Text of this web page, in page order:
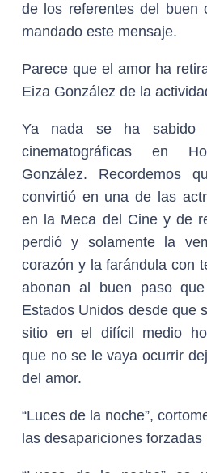
de los referentes del buen
mandado este mensaje.
Parece que el amor ha
Eiza González de la
Ya nada se ha sabido
cinematográficas en
González. Recordemos
convirtió en una de las
en la Meca del Cine y de
perdió y solamente la
corazón y la farándula con
abonan al buen paso
Estados Unidos desde que
sitio en el difícil medio
que no se le vaya ocurrir
del amor.
“Luces de la noche”,
las desapariciones forzadas